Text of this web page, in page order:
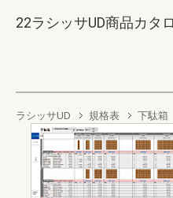
22ラシッサUD商品カタ
ラシッサUD 規格表 下駄箱